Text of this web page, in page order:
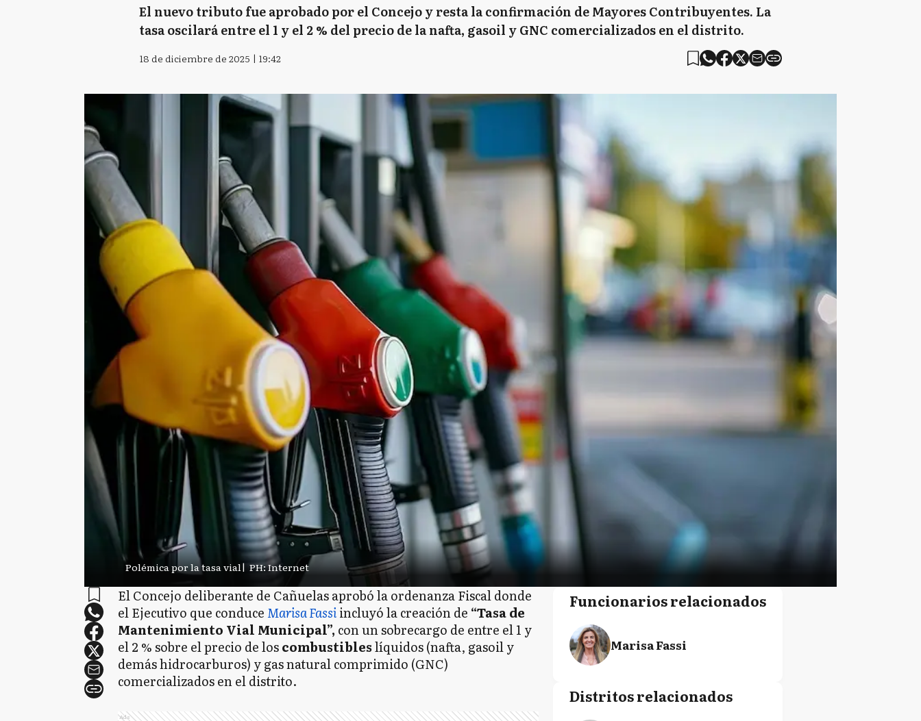
El nuevo tributo fue aprobado por el Concejo y resta la confirmación de Mayores Contribuyentes. La
tasa oscilará entre el 1 y el 2 % del precio de la nafta, gasoil y GNC comercializados en el distrito.
18 de diciembre de 2025 | 19:42
Polémica por la tasa vial| PH: Internet
El Concejo deliberante de Cañuelas aprobó la ordenanza Fiscal donde
el Ejecutivo que conduce Marisa Fassiincluyó la creación de “Tasa de
Mantenimiento Vial Municipal”, con un sobrecargo de entre el 1 y
el 2 % sobre el precio de loscombustibleslíquidos (nafta, gasoil y
demás hidrocarburos) y gas natural comprimido (GNC)
comercializados en el distrito.
Ads
Funcionarios relacionados
Marisa Fassi
Distritos relacionados